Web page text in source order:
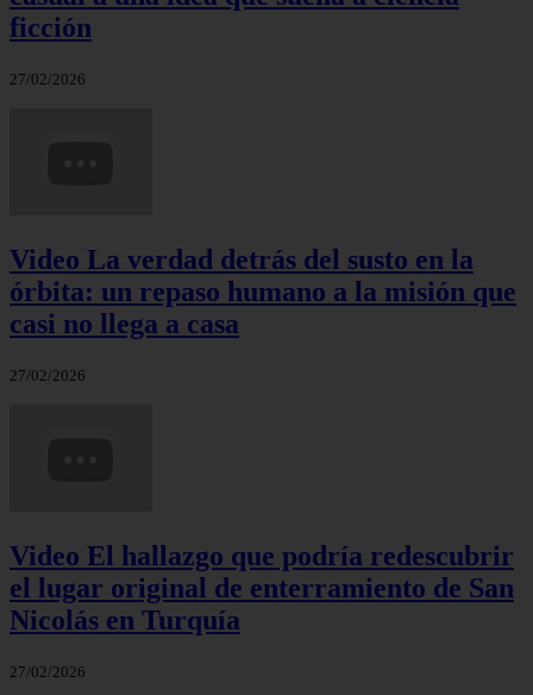
ficción
27/02/2026
Video La verdad detrás del susto en la
órbita: un repaso humano a la misión que
casi no llega a casa
27/02/2026
Video El hallazgo que podría redescubrir
el lugar original de enterramiento de San
Nicolás en Turquía
27/02/2026